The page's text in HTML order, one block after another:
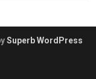
Superb WordPress